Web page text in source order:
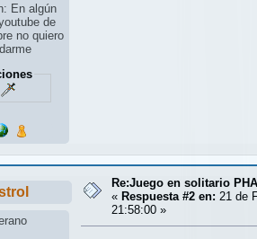
En algún
de
no quiero
Re:Juego en solitario
« Respuesta #2 en: 21 de
21:58:00 »